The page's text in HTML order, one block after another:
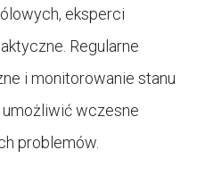
eksperci
Regularne
i monitorowanie stanu
wczesne
problemów.